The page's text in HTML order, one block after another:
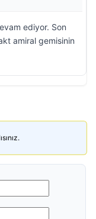
ediyor. Son
amiral gemisinin